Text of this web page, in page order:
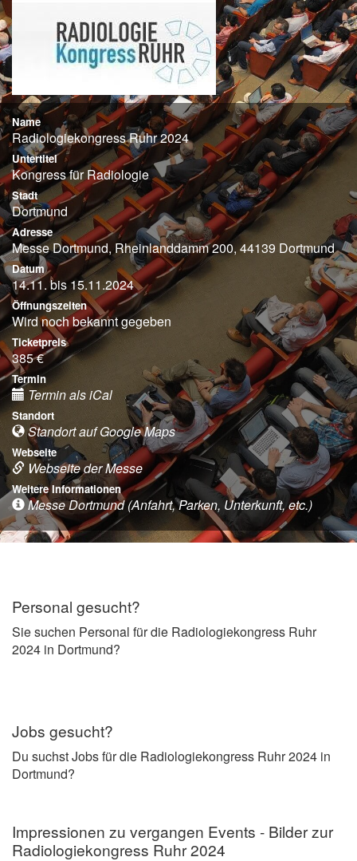
Name
Radiologiekongress Ruhr 2024
Untertitel
Kongress für Radiologie
Stadt
Dortmund
Adresse
Messe Dortmund, Rheinlanddamm 200, 44139 Dortmund
Datum
14.11. bis 15.11.2024
Öffnungszeiten
Wird noch bekannt gegeben
Ticketpreis
385 €
Termin
Termin als iCal
Standort
Standort auf Google Maps
Webseite
Webseite der Messe
Weitere Informationen
Messe Dortmund (Anfahrt, Parken, Unterkunft, etc.)
Personal gesucht?
Sie suchen Personal für die Radiologiekongress Ruhr
2024 in Dortmund?
Jobs gesucht?
Du suchst Jobs für die Radiologiekongress Ruhr 2024 in
Dortmund?
Impressionen zu vergangen Events - Bilder zur
Radiologiekongress Ruhr 2024